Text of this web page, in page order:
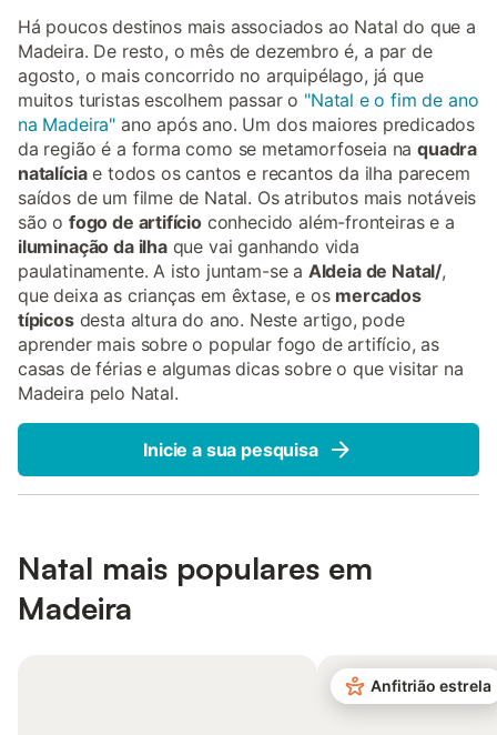
Há poucos destinos mais associados ao Natal do que a
Madeira. De resto, o mês de dezembro é, a par de
agosto, o mais concorrido no arquipélago, já que
muitos turistas escolhem passar o "Natal e o fim de ano
na Madeira" ano após ano. Um dos maiores predicados
da região é a forma como se metamorfoseia naquadra
natalíciae todos os cantos e recantos da ilha parecem
saídos de um filme de Natal. Os atributos mais notáveis
são o fogo de artifícioconhecido além-fronteiras e a
iluminação da ilhaque vai ganhando vida
paulatinamente. A isto juntam-se a Aldeia de Natal/,
que deixa as crianças em êxtase, e os mercados
típicosdesta altura do ano. Neste artigo, pode
aprender mais sobre o popular fogo de artifício, as
casas de férias e algumas dicas sobre o que visitar na
Madeira pelo Natal.
Inicie a sua pesquisa
Natal mais populares em
Madeira
Anfitrião estrela